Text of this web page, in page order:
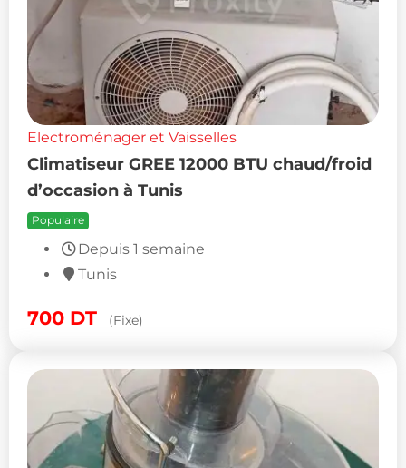
Electroménager et Vaisselles
Climatiseur GREE 12000 BTU chaud/froid
d’occasion à Tunis
Populaire
Depuis 1 semaine
Tunis
700 DT (Fixe)